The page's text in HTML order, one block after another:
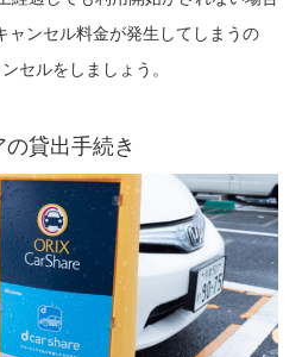
ャンセル料金が発生してしまうの
セルをしましょう。
貸出手続き